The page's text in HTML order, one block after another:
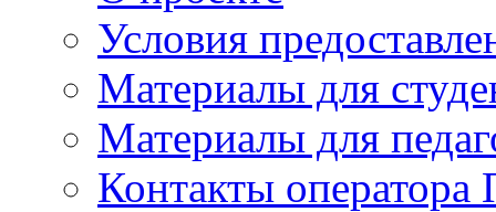
Условия
Материалы для
Материалы для
Контакты оператора